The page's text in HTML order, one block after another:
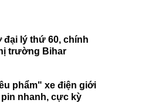
đại lý thứ 60, chính
trường Bihar
phẩm" xe điện giới
pin nhanh, cực kỳ